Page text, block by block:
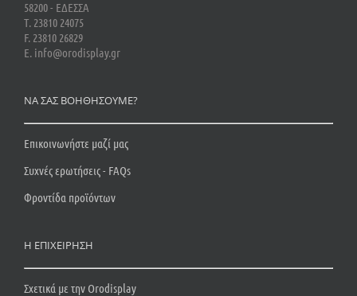
58200 - ΕΔΕΣΣΑ
Τ. 23810 24075
F. 23810 26829
E. info@orodisplay.gr
ΝΑ ΣΑΣ ΒΟΗΘΗΣΟΥΜΕ?
Επικοινωνήστε μαζί μας
Συχνές ερωτήσεις - FAQs
Φροντίδα προϊόντων
Η ΕΠΙΧΕΙΡΗΣΗ
Σχετικά με την Orodisplay